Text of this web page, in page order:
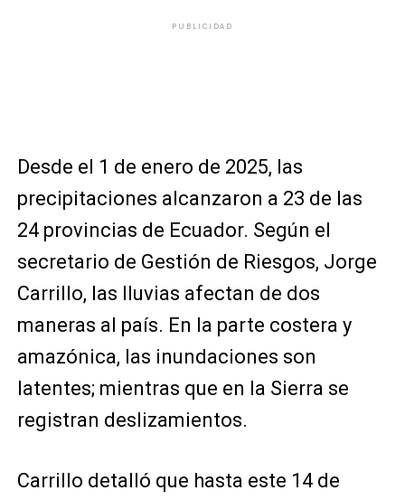
PUBLICIDAD
Desde el 1 de enero de 2025, las
precipitaciones alcanzaron a 23 de las
24 provincias de Ecuador. Según el
secretario de Gestión de Riesgos, Jorge
Carrillo, las lluvias afectan de dos
maneras al país. En la parte costera y
amazónica, las inundaciones son
latentes; mientras que en la Sierra se
registran deslizamientos.
Carrillo detalló que hasta este 14 de